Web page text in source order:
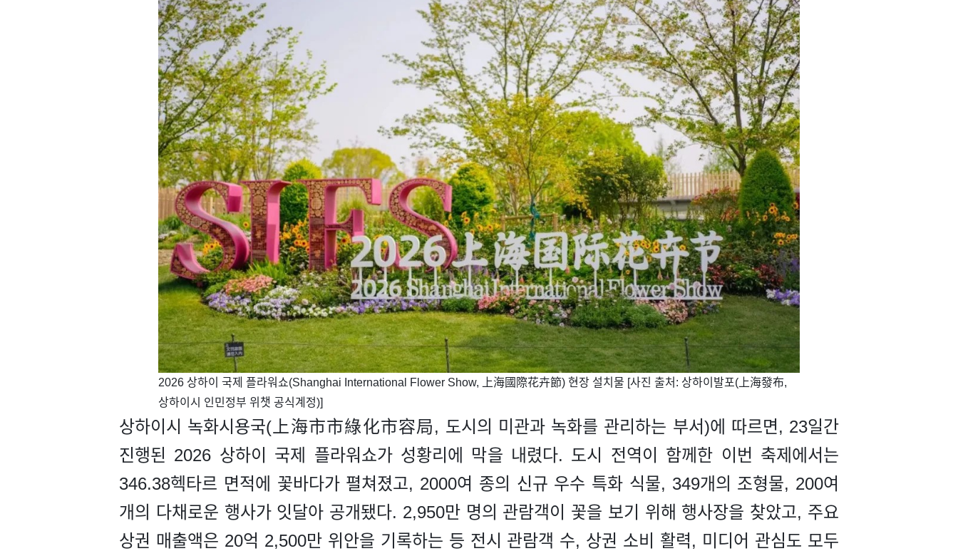
​2026 상하이 국제 플라워쇼(Shanghai International Flower Show, 上海國際花卉節) 현장 설치물 [사진 출처: 상하이발포(上海發布,
상하이시 인민정부 위챗 공식계정)]
상하이시 녹화시용국(上海市市綠化市容局, 도시의 미관과 녹화를 관리하는 부서)에 따르면, 23일간
진행된 2026 상하이 국제 플라워쇼가 성황리에 막을 내렸다. 도시 전역이 함께한 이번 축제에서는
346.38헥타르 면적에 꽃바다가 펼쳐졌고, 2000여 종의 신규 우수 특화 식물, 349개의 조형물, 200여
개의 다채로운 행사가 잇달아 공개됐다. 2,950만 명의 관람객이 꽃을 보기 위해 행사장을 찾았고, 주요
상권 매출액은 20억 2,500만 위안을 기록하는 등 전시 관람객 수, 상권 소비 활력, 미디어 관심도 모두